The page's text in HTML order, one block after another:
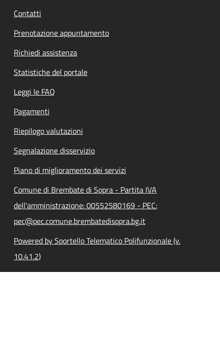
Contatti
Prenotazione appuntamento
Richiedi assistenza
Statistiche del portale
Leggi le FAQ
Pagamenti
Riepilogo valutazioni
Segnalazione disservizio
Piano di miglioramento dei servizi
Comune di Brembate di Sopra - Partita IVA
dell'amministrazione: 00552580169 - PEC:
pec@pec.comune.brembatedisopra.bg.it
Powered by Sportello Telematico Polifunzionale (v.
10.41.2)